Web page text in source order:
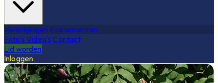
Verenigingen Evenementen
Foto's Video's Contact
Lid worden
Inloggen